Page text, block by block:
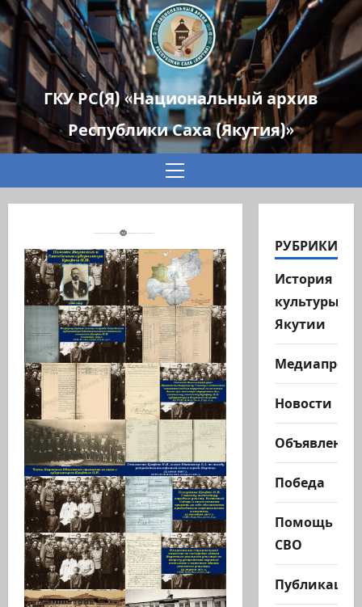
ГКУ РС(Я) «Национальный архив
Республики Саха (Якутия)»
Основное
РУБРИКИ
История
культуры
Якутии
Новости
Объявления
Победа
Помощь
СВО
Публикации